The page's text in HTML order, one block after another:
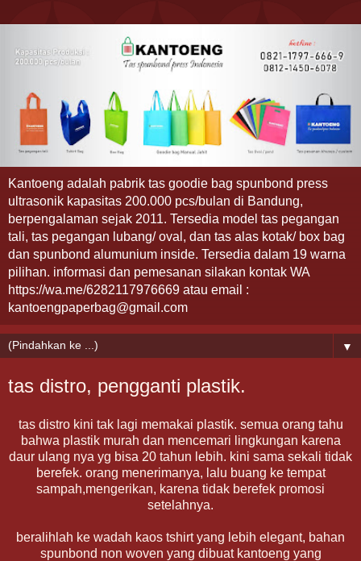
Kantoeng adalah pabrik tas goodie bag spunbond press
ultrasonik kapasitas 200.000 pcs/bulan di Bandung,
berpengalaman sejak 2011. Tersedia model tas pegangan
tali, tas pegangan lubang/ oval, dan tas alas kotak/ box bag
dan spunbond alumunium inside. Tersedia dalam 19 warna
pilihan. informasi dan pemesanan silakan kontak WA
https://wa.me/6282117976669 atau email :
kantoengpaperbag@gmail.com
▼
tas distro, pengganti plastik.
tas distro kini tak lagi memakai plastik. semua orang tahu
bahwa plastik murah dan mencemari lingkungan karena
daur ulang nya yg bisa 20 tahun lebih. kini sama sekali tidak
berefek. orang menerimanya, lalu buang ke tempat
sampah,mengerikan, karena tidak berefek promosi
setelahnya.
beralihlah ke wadah kaos tshirt yang lebih elegant, bahan
spunbond non woven yang dibuat kantoeng yang